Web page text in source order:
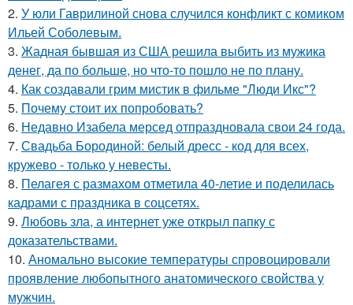
2. У юли Гаврилиной снова случился конфликт с комиком
Ильей Соболевым.
3. Жадная бывшая из США решила выбить из мужика
денег, да по больше, но что-то пошло не по плану.
4. Как создавали грим мистик в фильме "Люди Икс"?
5. Почему стоит их попробовать?
6. Недавно Изабела мерсед отпраздновала свои 24 года.
7. Свадьба Бородиной: белый дресс - код для всех,
кружево - только у невесты.
8. Пелагея с размахом отметила 40-летие и поделилась
кадрами с праздника в соцсетях.
9. Любовь зла, а интернет уже открыл папку с
доказательствами.
10. Аномально высокие температуры спровоцировали
проявление любопытного анатомического свойства у
мужчин.